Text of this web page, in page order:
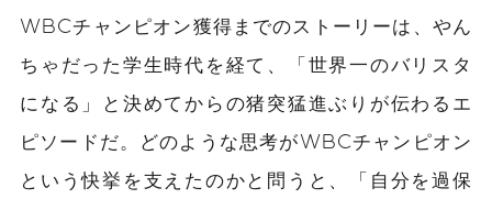
WBCチャンピオン獲得までのストーリーは、やん
ちゃだった学生時代を経て、「世界一のバリスタ
になる」と決めてからの猪突猛進ぶりが伝わるエ
ピソードだ。どのような思考がWBCチャンピオン
という快挙を支えたのかと問うと、「自分を過保